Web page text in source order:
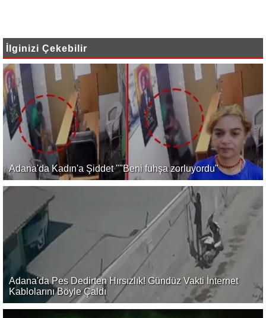
İlginizi Çekebilir
Adana'da Kadın'a Şiddet ""Beni fuhşa zorluyordu"
Adana'da Pes Dedirten Hırsızlık! Gündüz Vakti İnternet
Kablolarını Böyle Çaldı